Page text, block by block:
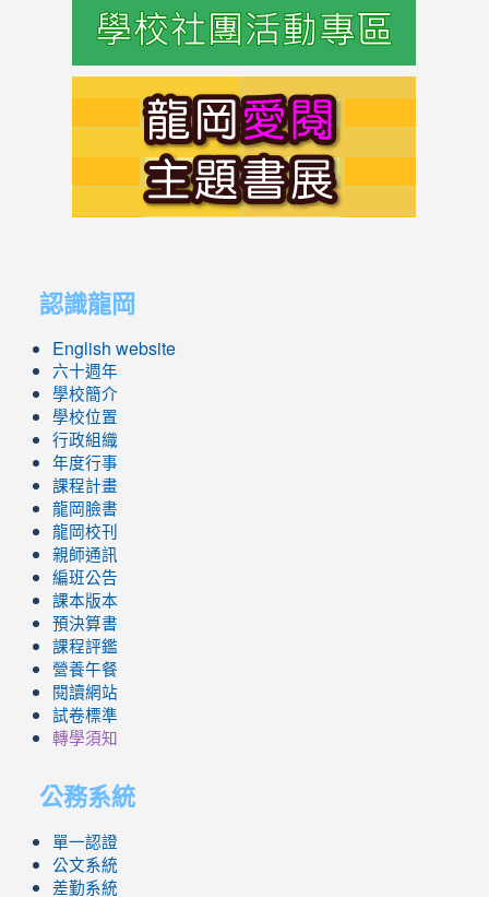
認識龍岡
English website
六十週年
學校簡介
學校位置
行政組織
年度行事
課程計畫
龍岡臉書
龍岡校刊
親師通訊
編班公告
課本版本
預決算書
課程評鑑
營養午餐
閱讀網站
試卷標準
轉學須知
公務系統
單一認證
公文系統
差勤系統